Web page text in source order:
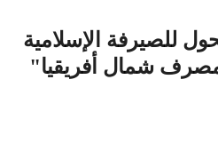
للصيرفة الإسلامية